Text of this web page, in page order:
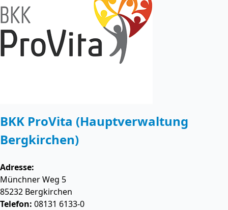
BKK ProVita (Hauptverwaltung
Bergkirchen)
Adresse:
Münchner Weg 5
85232 Bergkirchen
Telefon: 08131 6133-0